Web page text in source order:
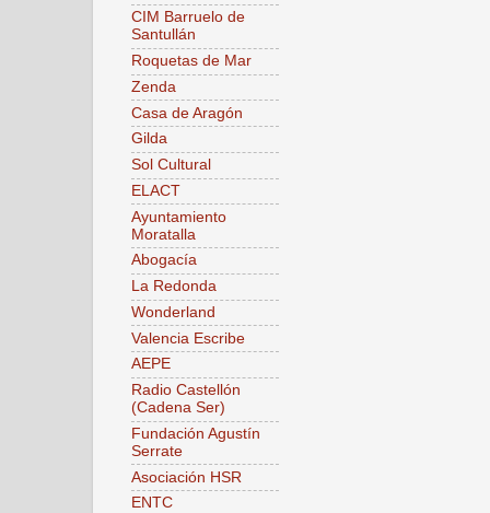
CIM Barruelo de
Santullán
Roquetas de Mar
Zenda
Casa de Aragón
Gilda
Sol Cultural
ELACT
Ayuntamiento
Moratalla
Abogacía
La Redonda
Wonderland
Valencia Escribe
AEPE
Radio Castellón
(Cadena Ser)
Fundación Agustín
Serrate
Asociación HSR
ENTC